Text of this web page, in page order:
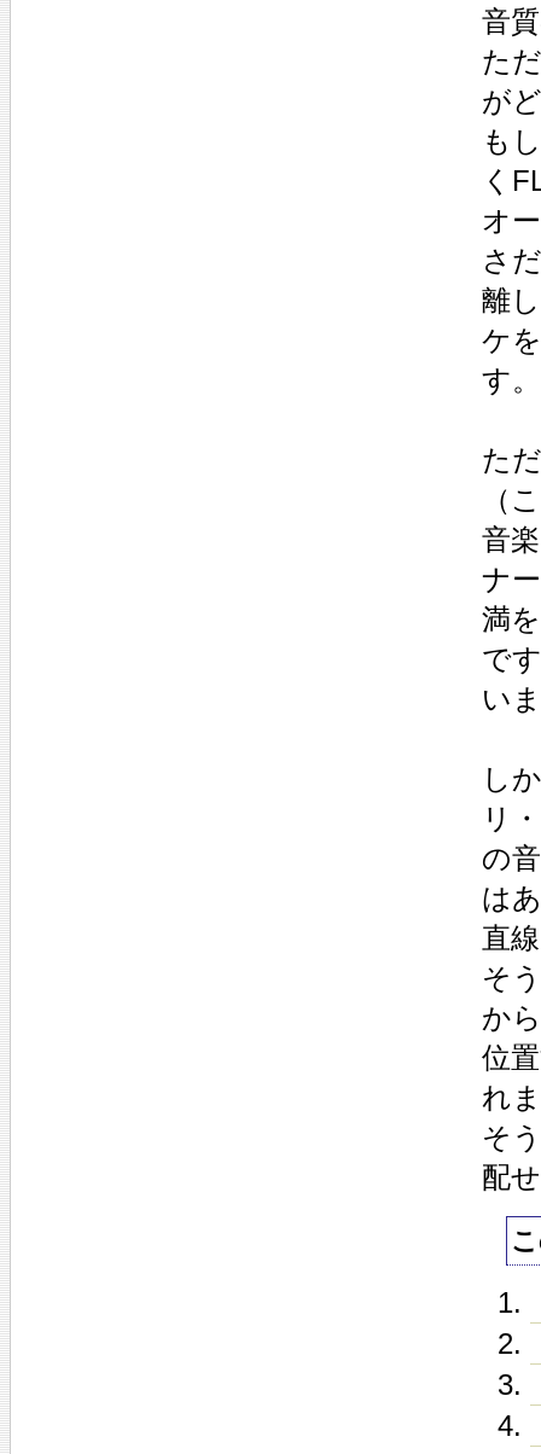
音
た
が
も
く
オ
さ
離
ケ
す。
た
（
音
ナ
満
で
い
し
リ
の
は
直
そ
か
位
れ
そ
配